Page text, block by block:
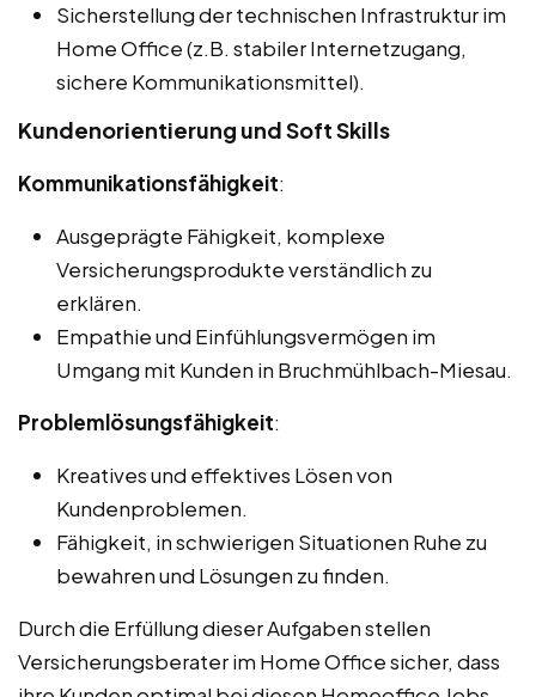
Sicherstellung der technischen Infrastruktur im
Home Office (z.B. stabiler Internetzugang,
sichere Kommunikationsmittel).
Kundenorientierung und Soft Skills
Kommunikationsfähigkeit:
Ausgeprägte Fähigkeit, komplexe
Versicherungsprodukte verständlich zu
erklären.
Empathie und Einfühlungsvermögen im
Umgang mit Kunden in Bruchmühlbach-Miesau.
Problemlösungsfähigkeit:
Kreatives und effektives Lösen von
Kundenproblemen.
Fähigkeit, in schwierigen Situationen Ruhe zu
bewahren und Lösungen zu finden.
Durch die Erfüllung dieser Aufgaben stellen
Versicherungsberater im Home Office sicher, dass